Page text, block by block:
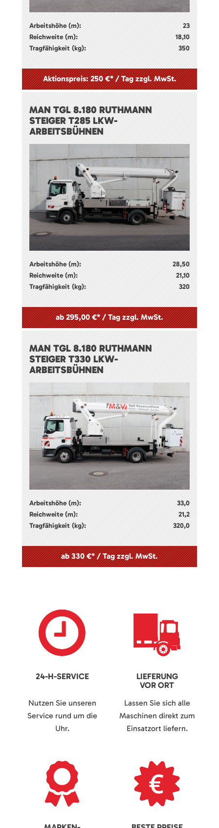
Arbeitshöhe (m):
23
Reichweite (m):
18,10
Tragfähigkeit (kg):
350
Aktionspreis: 250 €* / Tag zzgl. MwSt.
MAN TGL 8.180 RUTHMANN
STEIGER T285 LKW-
ARBEITSBÜHNEN
Arbeitshöhe (m):
28,50
Reichweite (m):
21,10
Tragfähigkeit (kg):
320
ab 295,00 €* / Tag zzgl. MwSt.
MAN TGL 8.180 RUTHMANN
STEIGER T330 LKW-
ARBEITSBÜHNEN
Arbeitshöhe (m):
33,0
Reichweite (m):
21,2
Tragfähigkeit (kg):
320,0
ab 330 €* / Tag zzgl. MwSt.
24-H-SERVICE
Nutzen Sie unseren
Service rund um die
Uhr.
LIEFERUNG
VOR ORT
Lassen Sie sich alle
Maschinen direkt zum
Einsatzort liefern.